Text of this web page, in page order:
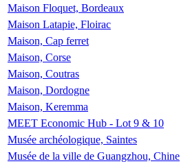
Maison Floquet, Bordeaux
Maison Latapie, Floirac
Maison, Cap ferret
Maison, Corse
Maison, Coutras
Maison, Dordogne
Maison, Keremma
MEET Economic Hub - Lot 9 & 10
Musée archéologique, Saintes
Musée de la ville de Guangzhou, Chine